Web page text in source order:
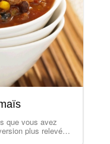
que vous avez
plus relevée,